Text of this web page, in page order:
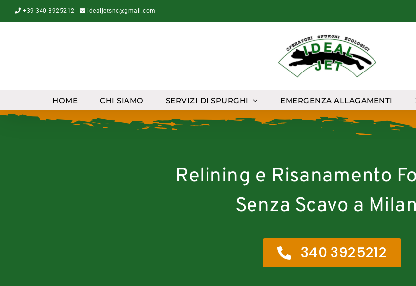
Salta
+39 340 3925212 idealjetsnc@gmail.com
HOME CHI SIAMO SERVIZI DI SPURGHI EMERGENZA ALLAGAMENTI
Relining e Risanamento
Senza Scavo a
340 3925212